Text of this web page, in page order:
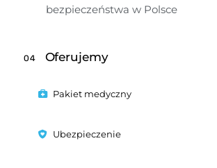
bezpieczeństwa w Polsce
04 Oferujemy
Pakiet medyczny
Ubezpieczenie